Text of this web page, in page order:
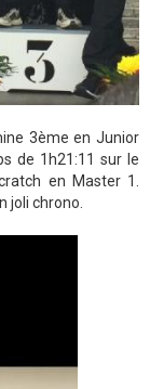
3ème en Junior
de 1h21:11 sur le
en Master 1.
joli chrono.